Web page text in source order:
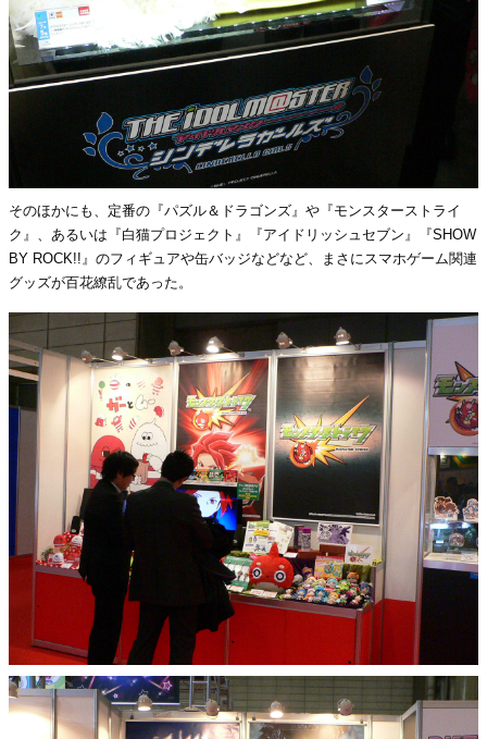
そのほかにも、定番の『パズル＆ドラゴンズ』や『モンスターストライ
ク』、あるいは『白猫プロジェクト』『アイドリッシュセブン』『SHOW
BY ROCK!!』のフィギュアや缶バッジなどなど、まさにスマホゲーム関連
グッズが百花繚乱であった。